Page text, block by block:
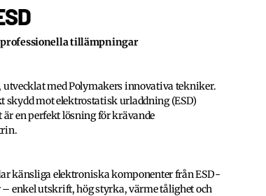
professionella tillämpningar
med Polymakers innovativa tekniker.
mot elektrostatisk urladdning (ESD)
är en perfekt lösning för krävande
känsliga elektroniska komponenter från ESD-
– enkel utskrift, hög styrka, värme tålighet och